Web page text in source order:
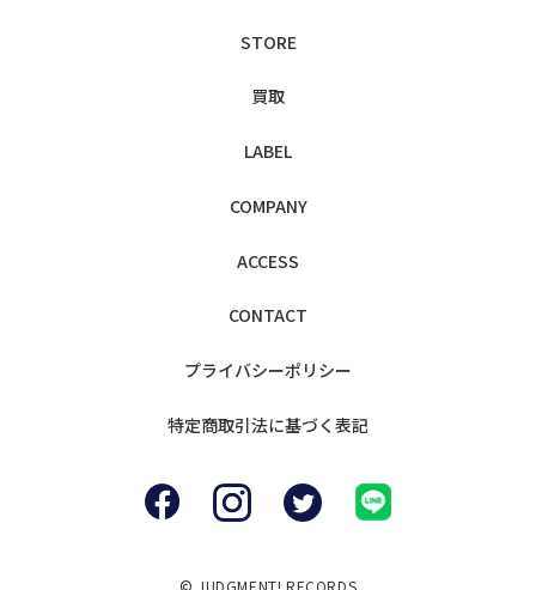
STORE
買取
LABEL
COMPANY
ACCESS
CONTACT
プライバシーポリシー
特定商取引法に基づく表記